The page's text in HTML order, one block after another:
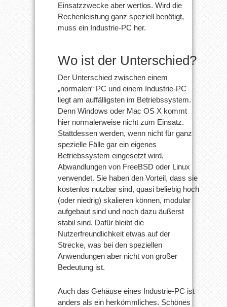
Einsatzzwecke aber wertlos. Wird die
Rechenleistung ganz speziell benötigt,
muss ein Industrie-PC her.
Wo ist der Unterschied?
Der Unterschied zwischen einem
„normalen“ PC und einem Industrie-PC
liegt am auffälligsten im Betriebssystem.
Denn Windows oder Mac OS X kommt
hier normalerweise nicht zum Einsatz.
Stattdessen werden, wenn nicht für ganz
spezielle Fälle gar ein eigenes
Betriebssystem eingesetzt wird,
Abwandlungen von FreeBSD oder Linux
verwendet. Sie haben den Vorteil, dass sie
kostenlos nutzbar sind, quasi beliebig hoch
(oder niedrig) skalieren können, modular
aufgebaut sind und noch dazu äußerst
stabil sind. Dafür bleibt die
Nutzerfreundlichkeit etwas auf der
Strecke, was bei den speziellen
Anwendungen aber nicht von großer
Bedeutung ist.
Auch das Gehäuse eines Industrie-PC ist
anders als ein herkömmliches. Schönes